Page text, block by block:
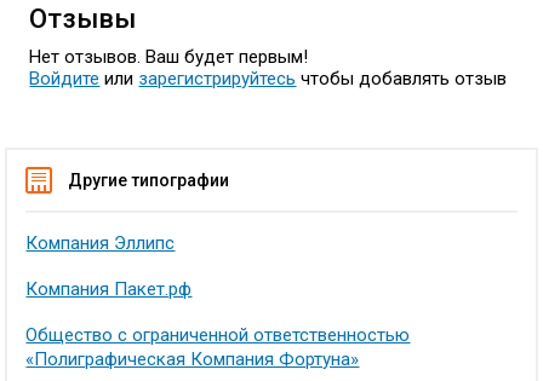
Отзывы
Нет отзывов. Ваш будет первым!
Войдите или зарегистрируйтесь чтобы добавлять отзыв
Другие типографии
Компания Эллипс
Компания Пакет.рф
Общество с ограниченной ответственностью
«Полиграфическая Компания Фортуна»